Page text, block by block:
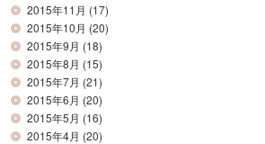
2015年11月 (17)
2015年10月 (20)
2015年9月 (18)
2015年8月 (15)
2015年7月 (21)
2015年6月 (20)
2015年5月 (16)
2015年4月 (20)